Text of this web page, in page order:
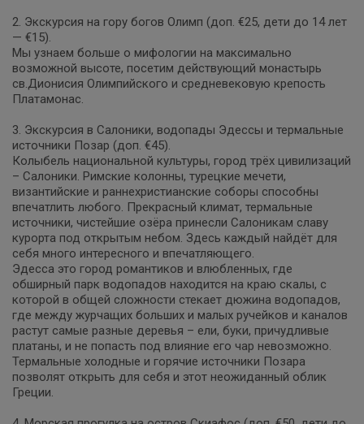
2. Экскурсия на гору богов Олимп (доп. €25, дети до 14 лет
— €15).
Мы узнаем больше о мифологии на максимально
возможной высоте, посетим действующий монастырь
св.Дионисия Олимпийского и средневековую крепость
Платамонас.
3. Экскурсия в Салоники, водопады Эдессы и термальные
источники Позар (доп. €45).
Колыбель национальной культуры, город трёх цивилизаций
– Салоники. Римские колонны, турецкие мечети,
византийские и раннехристианские соборы способны
впечатлить любого. Прекрасный климат, термальные
источники, чистейшие озёра принесли Салоникам славу
курорта под открытым небом. Здесь каждый найдёт для
себя много интересного и впечатляющего.
Эдесса это город романтиков и влюбленных, где
обширный парк водопадов находится на краю скалы, с
которой в общей сложности стекает дюжина водопадов,
где между журчащих больших и малых ручейков и каналов
растут самые разные деревья – ели, буки, причудливые
платаны, и не попасть под влияние его чар невозможно.
Термальные холодные и горячие источники Позара
позволят открыть для себя и этот неожиданный облик
Греции.